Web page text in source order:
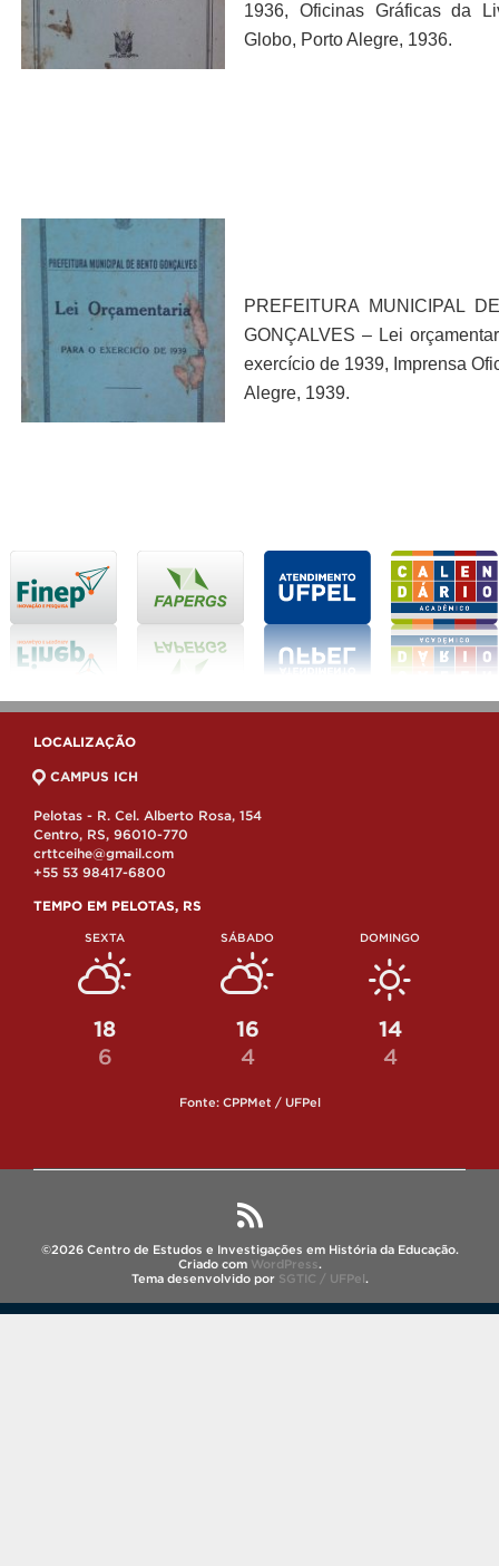
1936, Oficinas Gráficas da
Globo, Porto Alegre, 1936.
PREFEITURA MUNICIPAL
GONÇALVES – Lei
exercício de 1939, Imprensa
Alegre, 1939.
LOCALIZAÇÃO
CAMPUS ICH
Pelotas - R. Cel. Alberto Rosa, 154
Centro, RS, 96010-770
crttceihe@gmail.com
+55 53 98417-6800
TEMPO EM PELOTAS, RS
SEXTA
18
6
SÁBADO
16
4
DOMINGO
14
4
Fonte: CPPMet / UFPel
©2026 Centro de Estudos e Investigações em História da Educação.
Criado com WordPress.
Tema desenvolvido por SGTIC / UFPel.